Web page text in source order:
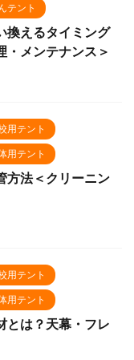
テント
換えるタイミング
・メンテナンス＞
用テント
用テント
方法＜クリーニン
用テント
用テント
とは？天幕・フレ